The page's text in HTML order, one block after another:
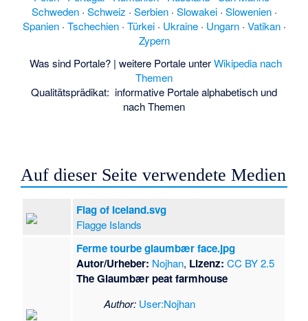
Schweden· Schweiz · Serbien· Slowakei· Slowenien·
Spanien· Tschechien· Türkei· Ukraine· Ungarn· Vatikan·
Zypern
Was sind Portale?| weitere Portale unterWikipedia nach
Themen
Qualitätsprädikat: informative Portalealphabetisch und
nach Themen
Auf dieser Seite verwendete Medien
Flag of Iceland.svg
Flagge Islands
Ferme tourbe glaumbær face.jpg
Autor/Urheber: Nojhan, Lizenz: CC BY 2.5
The Glaumbær peat farmhouse
Author: User:Nojhan